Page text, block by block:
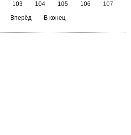
103 104 105 106
107
Вперёд В конец